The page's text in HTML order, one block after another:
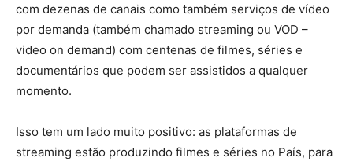
com dezenas de canais como também serviços de vídeo
por demanda (também chamado streaming ou VOD –
video on demand) com centenas de filmes, séries e
documentários que podem ser assistidos a qualquer
momento.
Isso tem um lado muito positivo: as plataformas de
streaming estão produzindo filmes e séries no País, para